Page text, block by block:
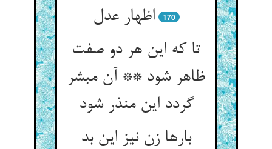
اظهار عدل
170
تا که این هر دو صفت
ظاهر شود ** آن مبشر
گردد این منذر شود
بارها زن نیز این بد